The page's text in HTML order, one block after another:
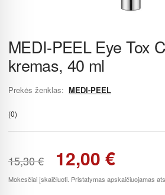
MEDI-PEEL Eye Tox
kremas, 40 ml
Prekės ženklas: MEDI-PEEL
(0)
15,30€ 12,00€
Mokesčiai įskaičiuoti. Pristatymas apskaičiuojamas